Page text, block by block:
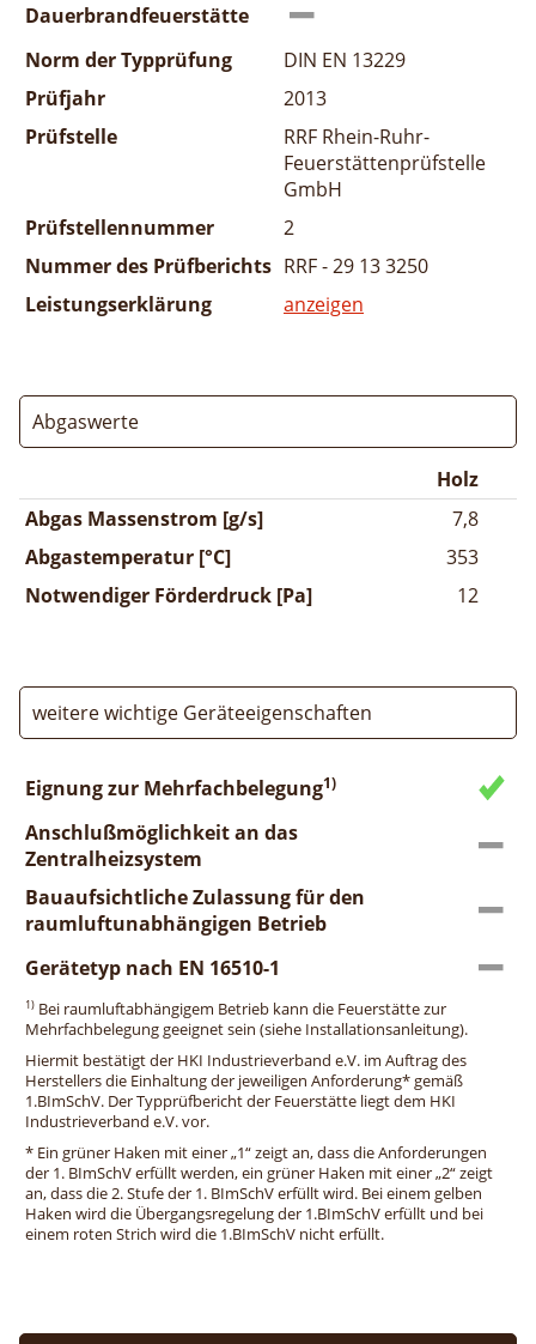
Dauerbrandfeuerstätte
Norm der Typprüfung
DIN EN 13229
Prüfjahr
2013
Prüfstelle
RRF Rhein-Ruhr-
Feuerstättenprüfstelle
GmbH
Prüfstellennummer
2
Nummer des Prüfberichts RRF - 29 13 3250
Leistungserklärung
anzeigen
Abgaswerte
Holz
Abgas Massenstrom [g/s]
7,8
Abgastemperatur [°C]
353
Notwendiger Förderdruck [Pa]
12
weitere wichtige Geräteeigenschaften
Eignung zur Mehrfachbelegung1)
Anschlußmöglichkeit an das
Zentralheizsystem
Bauaufsichtliche Zulassung für den
raumluftunabhängigen Betrieb
Gerätetyp nach EN 16510-1
1) Bei raumluftabhängigem Betrieb kann die Feuerstätte zur
Mehrfachbelegung geeignet sein (siehe Installationsanleitung).
Hiermit bestätigt der HKI Industrieverband e.V. im Auftrag des
Herstellers die Einhaltung der jeweiligen Anforderung* gemäß
1.BImSchV. Der Typprüfbericht der Feuerstätte liegt dem HKI
Industrieverband e.V. vor.
* Ein grüner Haken mit einer „1“ zeigt an, dass die Anforderungen
der 1. BImSchV erfüllt werden, ein grüner Haken mit einer „2“ zeigt
an, dass die 2. Stufe der 1. BImSchV erfüllt wird. Bei einem gelben
Haken wird die Übergangsregelung der 1.BImSchV erfüllt und bei
einem roten Strich wird die 1.BImSchV nicht erfüllt.